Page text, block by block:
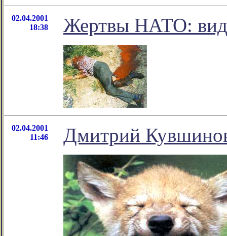
02.04.2001
18:38
Жертвы НАТО:
02.04.2001
11:46
Дмитрий